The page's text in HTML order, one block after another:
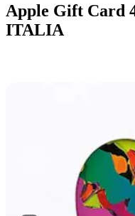
Apple Gift Card
ITALIA